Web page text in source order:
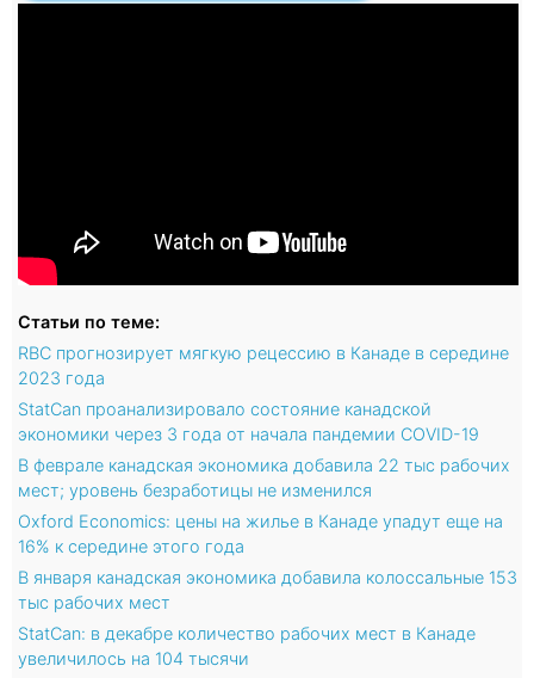
Статьи по теме:
RBC прогнозирует мягкую рецессию в Канаде в середине
2023 года
StatCan проанализировало состояние канадской
экономики через 3 года от начала пандемии COVID-19
В феврале канадская экономика добавила 22 тыс рабочих
мест; уровень безработицы не изменился
Oxford Economics: цены на жилье в Канаде упадут еще на
16% к середине этого года
В января канадская экономика добавила колоссальные 153
тыс рабочих мест
StatCan: в декабре количество рабочих мест в Канаде
увеличилось на 104 тысячи